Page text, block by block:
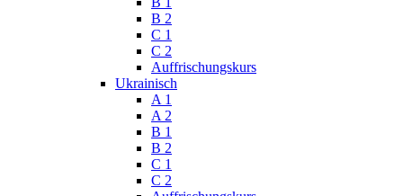
B 2
C 1
C 2
Auffrischungskurs
Ukrainisch
A 1
A 2
B 1
B 2
C 1
C 2